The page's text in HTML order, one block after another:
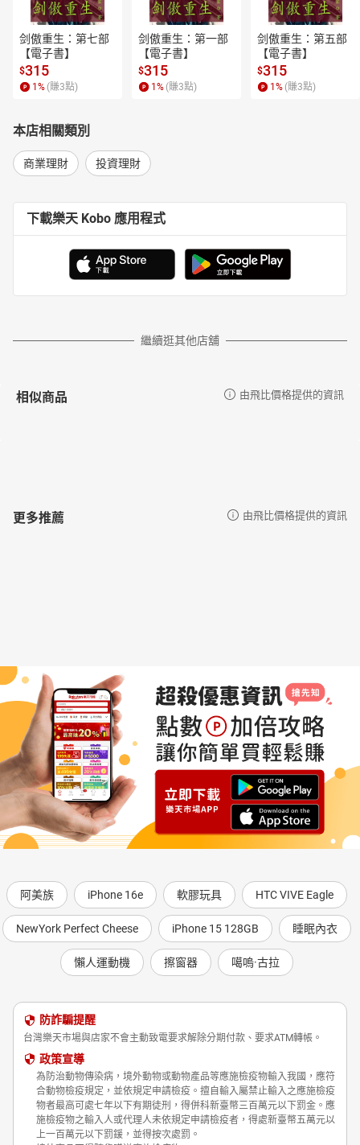
剑傲重生：第七部
【電子書】
$315
1 % (賺3點)
剑傲重生：第一部
【電子書】
$315
1 % (賺3點)
剑傲重生：第五部
【電子書】
$315
1 % (賺3點)
本店相關類別
商業理財 投資理財
下載樂天 Kobo 應用程式
繼續逛其他店舖
相似商品 由飛比價格提供的資訊
更多推薦 由飛比價格提供的資訊
阿美族 iPhone 16e 軟膠玩具 HTC VIVE Eagle
NewYork Perfect Cheese iPhone 15 128GB 睡眠內衣
懶人運動機 擦窗器 噶嗚·古拉
防詐騙提醒
台灣樂天市場與店家不會主動致電要求解除分期付款、要求ATM轉帳。
政策宣導
為防治動物傳染病，境外動物或動物產品等應施檢疫物輸入我國，應符
合動物檢疫規定，並依規定申請檢疫。擅自輸入屬禁止輸入之應施檢疫
物者最高可處七年以下有期徒刑，得併科新臺幣三百萬元以下罰金。應
施檢疫物之輸入人或代理人未依規定申請檢疫者，得處新臺幣五萬元以
上一百萬元以下罰鍰，並得按次處罰。